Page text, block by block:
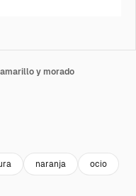
y morado
naranja ocio